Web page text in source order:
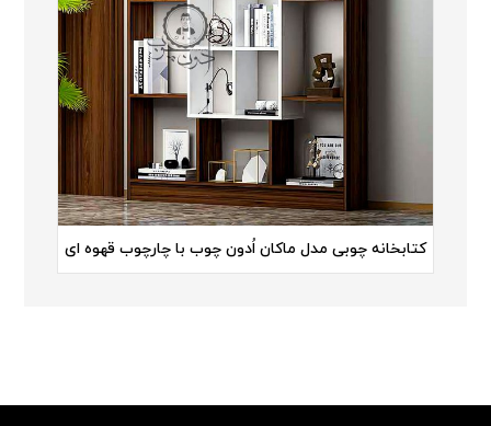
کتابخانه چوبی مدل ماکان اُدون چوب با چارچوب قهوه ای